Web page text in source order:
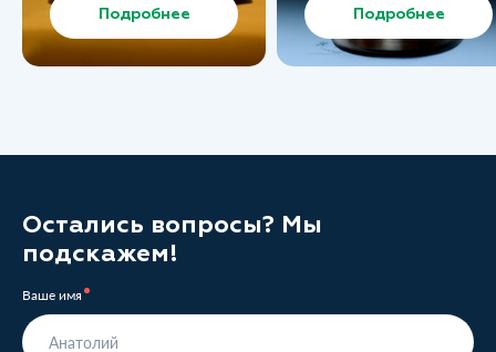
Подробнее Подробнее
Остались вопросы? Мы
подскажем!
Ваше имя